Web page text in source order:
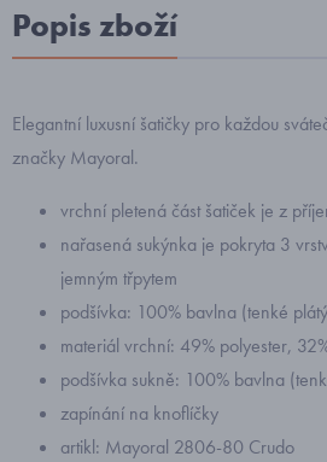
Popis zboží
Elegantní luxusní šatičky pro každou
značky Mayoral.
vrchní pletená část šatiček je z
nařasená sukýnka je pokryta 3
jemným třpytem
podšívka: 100% bavlna (tenké
materiál vrchní: 49% polyester,
podšívka sukně: 100% bavlna
zapínání na knoflíčky
artikl: Mayoral 2806-80 Crudo